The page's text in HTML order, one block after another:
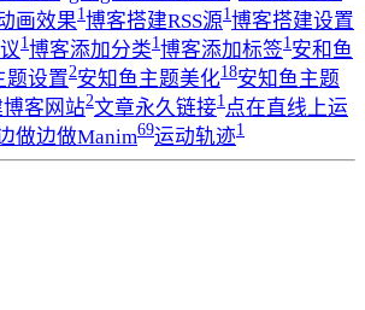
画效果1博客搭建RSS源1博客搭建设置
1博客添加分类1博客添加标签1安和鱼
题设置2安知鱼主题美化18安知鱼主题
客网站2文章永久链接1点在直线上运
做边做Manim69运动轨迹1